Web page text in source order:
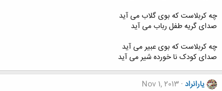
چه کربلاست که بوی گلاب می آید
صدای گریه طفل رباب می آید
چه کربلاست که بوی عبیر می آید
صدای کودک نا خورده شیر می آید
یارانراد Nov 1, 2013